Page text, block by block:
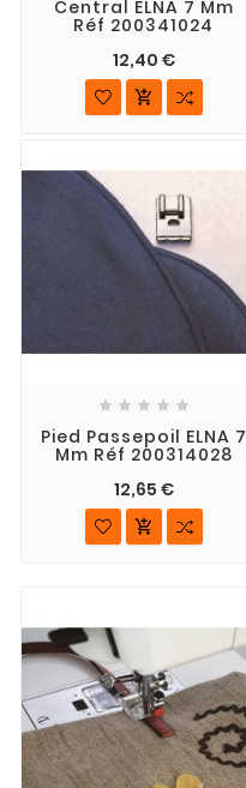
Central ELNA 7 Mm
Réf 200341024
12,40 €

    
Pied Passepoil ELNA 7
Mm Réf 200314028
12,65 €
